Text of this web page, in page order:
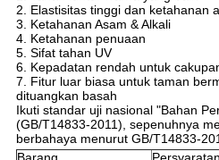
2. Elastisitas tinggi dan ketahanan
3. Ketahanan Asam & Alkali
4. Ketahanan penuaan
5. Sifat tahan UV
6. Kepadatan rendah untuk
7. Fitur luar biasa untuk taman
dituangkan basah
Ikuti standar uji nasional "Bahan
(GB/T14833-2011), sepenuhnya
berbahaya menurut GB/T14833-